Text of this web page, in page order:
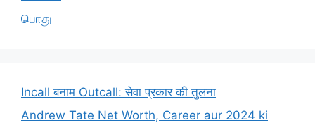
பொது
Incall बनाम Outcall: सेवा प्रकार की तुलना
Andrew Tate Net Worth, Career aur 2024 ki